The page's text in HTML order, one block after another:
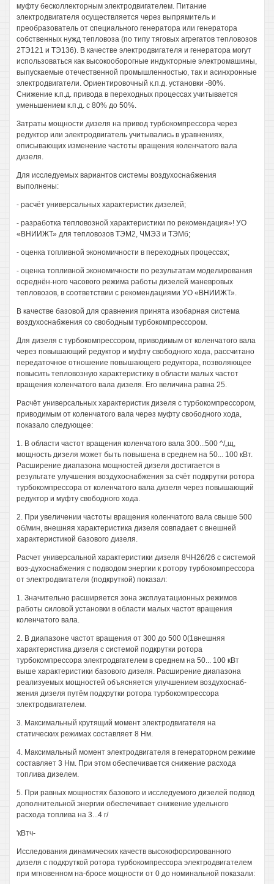
муфту бесколлекторным электродвигателем. Питание
электродвигателя осуществляется через выпрямитель и
преобразователь от специального генератора или генератора
собственных нужд тепловоза (по типу тяговых агрегатов тепловозов
2ТЭ121 и ТЭ136). В качестве электродвигателя и генератора могут
использоваться как высокооборогные индукторные электромашины,
выпускаемые отечественной промышленностью, так и асинхронные
электродвигатели. Ориентировочный к.п.д. установки -80%.
Снижение к.п.д. привода в переходных процессах учитывается
уменьшением к.п.д. с 80% до 50%.
Затраты мощности дизеля на привод турбокомпрессора через
редуктор или электродвигатель учитывались в уравнениях,
описывающих изменение частоты вращения коленчатого вала
дизеля.
Для исследуемых вариантов системы воздухоснабжения
выполнены:
- расчёт универсальных характеристик дизелей;
- разработка тепловозной характеристики по рекомендация»! УО
«ВНИИЖТ» для тепловозов ТЭМ2, ЧМЭЗ и ТЭМб;
- оценка топливной экономичности в переходных процессах;
- оценка топливной экономичности по результатам моделирования
осреднён-ного часового режима работы дизелей маневровых
тепловозов, в соответствии с рекомендациями УО «ВНИИЖТ».
В качестве базовой для сравнения принята изобарная система
воздухоснабжения со свободным турбокомпрессором.
Для дизеля с турбокомпрессором, приводимым от коленчатого вала
через повышающий редуктор и муфту свободного хода, рассчитано
передаточное отношение повышающего редуктора, позволяющее
повысить тепловозную характеристику в области малых частот
вращения коленчатого вала дизеля. Его величина равна 25.
Расчёт универсальных характеристик дизеля с турбокомпрессором,
приводимым от коленчатого вала через муфту свободного хода,
показало следующее:
1. В области частот вращения коленчатого вала 300...500 ^/„щ,
мощность дизеля может быть повышена в среднем на 50... 100 кВт.
Расширение диапазона мощностей дизеля достигается в
результате улучшения воздухоснабжения за счёт подкрутки ротора
турбокомпрессора от коленчатого вала дизеля через повышающий
редуктор и муфту свободного хода.
2. При увеличении частоты вращения коленчатого вала свыше 500
об/мин, внешняя характеристика дизеля совпадает с внешней
характеристикой базового дизеля.
Расчет универсальной характеристики дизеля 8ЧН26/26 с системой
воз-духоснабжения с подводом энергии к ротору турбокомпрессора
от электродвигателя (подкруткой) показал:
1. Значительно расширяется зона эксплуатационных режимов
работы силовой установки в области малых частот вращения
коленчатого вала.
2. В диапазоне частот вращения от 300 до 500 0(1внешняя
характеристика дизеля с системой подкрутки ротора
турбокомпрессора электродвгателем в среднем на 50... 100 кВт
выше характеристики базового дизеля. Расширение диапазона
реализуемых мощностей объясняется улучшением воздухоснаб-
жения дизеля путём подкрутки ротора турбокомпрессора
электродвигателем.
3. Максимальный крутящий момент электродвигателя на
статических режимах составляет 8 Нм.
4. Максимальный момент электродвигателя в генераторном режиме
составляет 3 Нм. При этом обеспечивается снижение расхода
топлива дизелем.
5. При равных мощностях базового и исследуемого дизелей подвод
дополнительной энергии обеспечивает снижение удельного
расхода топлива на 3...4 г/
'кВтч-
Исследования динамических качеств высокофорсированного
дизеля с подкруткой ротора турбокомпрессора электродвигателем
при мгновенном на-бросе мощности от 0 до номинальной показали: